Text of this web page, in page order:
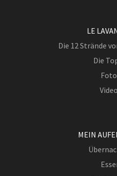
LE
Die 12 Strände
Die
MEIN